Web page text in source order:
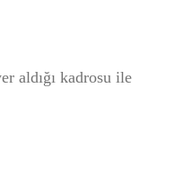
aldığı kadrosu ile